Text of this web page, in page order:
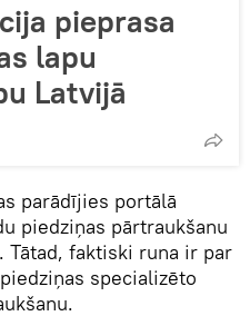
pieprasa
lapu
Latvijā
parādījies portālā
piedziņas pārtraukšanu
Tātad, faktiski runa ir par
specializēto